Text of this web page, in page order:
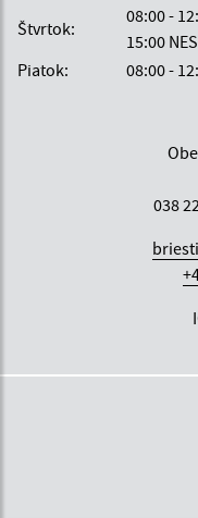
Štvrtok:
08:00 -
15:00
Piatok:
08:00 -
038